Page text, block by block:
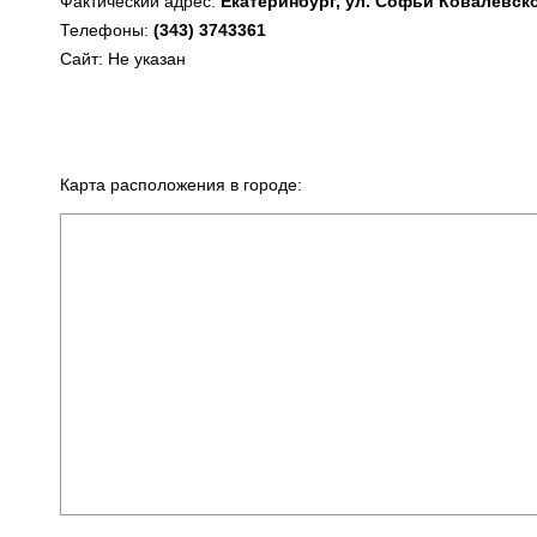
Телефоны: (343) 3743361
Сайт: Не указан
Карта расположения в городе: